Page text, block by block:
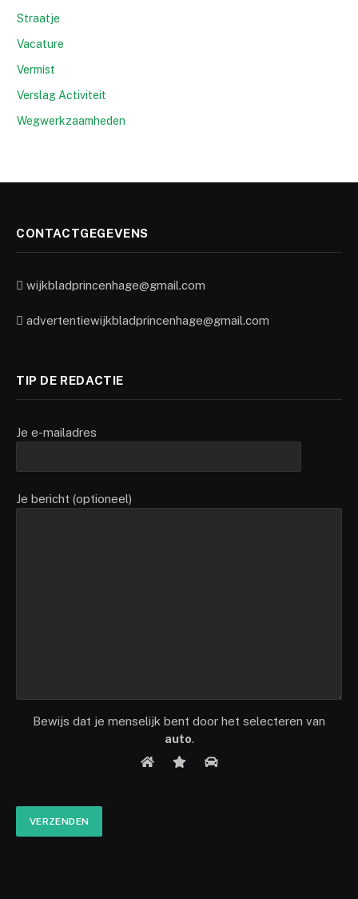
Straatje
Vacature
Vermist
Verslag Activiteit
Wegwerkzaamheden
CONTACTGEGEVENS
wijkbladprincenhage@gmail.com
advertentiewijkbladprincenhage@gmail.com
TIP DE REDACTIE
Je e-mailadres
Je bericht (optioneel)
Bewijs dat je menselijk bent door het selecteren van
auto.